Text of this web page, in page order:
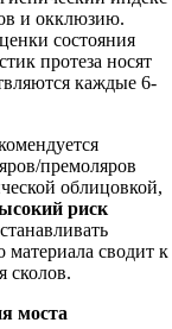
и окклюзию.
состояния
протеза носят
каждые 6-
премоляров
облицовкой,
риск
сводит к
сколов.
моста